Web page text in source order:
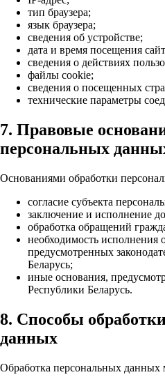
тип браузера;
язык браузера;
сведения об устройстве;
дата и время посещения
сведения о действиях
файлы cookie;
сведения о посещенных
технические параметры
7. Правовые
персональных
Основаниями обработки
согласие субъекта
заключение и исполнение
обработка обращений
необходимость исполнения
предусмотренных
Беларусь;
иные основания,
Республики Беларусь.
8. Способы
данных
Обработка персональных данных